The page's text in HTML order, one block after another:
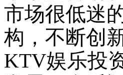
市场很低迷
构，不断创
KTV娱乐投